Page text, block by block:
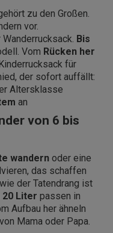
zu den Großen.
vor.
Bis
Vom Rücken her
für
der sofort auffällt:
Altersklasse
an
von 6 bis
wandern oder eine
das schaffen
der Tatendrang ist
20 Liter passen in
Aufbau her ähneln
Mama oder Papa.